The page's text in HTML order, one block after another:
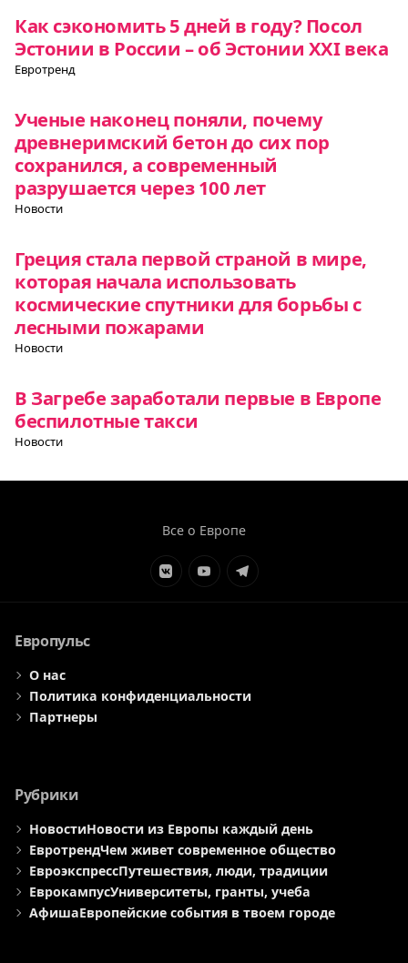
Как сэкономить 5 дней в году? Посол
Эстонии в России – об Эстонии XXI века
Евротренд
Ученые наконец поняли, почему
древнеримский бетон до сих пор
сохранился, а современный
разрушается через 100 лет
Новости
Греция стала первой страной в мире,
которая начала использовать
космические спутники для борьбы с
лесными пожарами
Новости
В Загребе заработали первые в Европе
беспилотные такси
Новости
Все о Европе
ЭлементЭлементЭлемент
Европульс
О нас
Политика конфиденциальности
Партнеры
Рубрики
НовостиНовости из Европы каждый день
ЕвротрендЧем живет современное общество
ЕвроэкспрессПутешествия, люди, традиции
ЕврокампусУниверситеты, гранты, учеба
АфишаЕвропейские события в твоем городе